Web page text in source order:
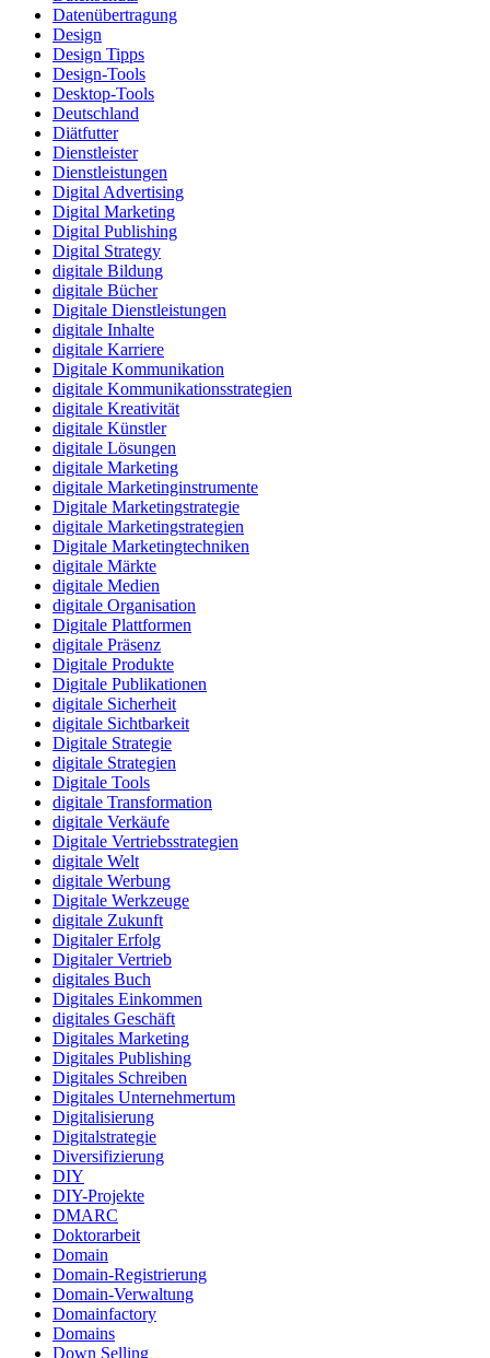
Datenübertragung
Design
Design Tipps
Design-Tools
Desktop-Tools
Deutschland
Diätfutter
Dienstleister
Dienstleistungen
Digital Advertising
Digital Marketing
Digital Publishing
Digital Strategy
digitale Bildung
digitale Bücher
Digitale Dienstleistungen
digitale Inhalte
digitale Karriere
Digitale Kommunikation
digitale Kommunikationsstrategien
digitale Kreativität
digitale Künstler
digitale Lösungen
digitale Marketing
digitale Marketinginstrumente
Digitale Marketingstrategie
digitale Marketingstrategien
Digitale Marketingtechniken
digitale Märkte
digitale Medien
digitale Organisation
Digitale Plattformen
digitale Präsenz
Digitale Produkte
Digitale Publikationen
digitale Sicherheit
digitale Sichtbarkeit
Digitale Strategie
digitale Strategien
Digitale Tools
digitale Transformation
digitale Verkäufe
Digitale Vertriebsstrategien
digitale Welt
digitale Werbung
Digitale Werkzeuge
digitale Zukunft
Digitaler Erfolg
Digitaler Vertrieb
digitales Buch
Digitales Einkommen
digitales Geschäft
Digitales Marketing
Digitales Publishing
Digitales Schreiben
Digitales Unternehmertum
Digitalisierung
Digitalstrategie
Diversifizierung
DIY
DIY-Projekte
DMARC
Doktorarbeit
Domain
Domain-Registrierung
Domain-Verwaltung
Domainfactory
Domains
Down Selling